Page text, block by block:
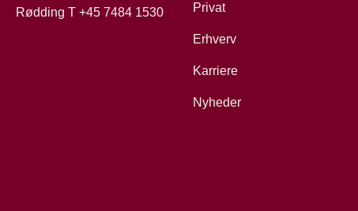
Rødding T +45 7484 1530 Privat
Erhverv
Karriere
Nyheder